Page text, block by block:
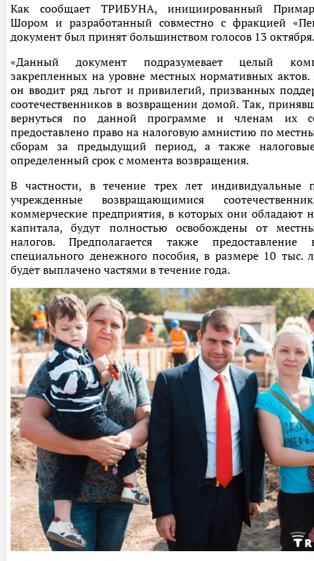
Как сообщает ТРИБУНА, инициированный
Шором и разработанный совместно с фракцией
документ был принят большинством голосов 13 октября.
«Данный документ подразумевает целый
закрепленных на уровне местных нормативных актов.
он вводит ряд льгот и привилегий, призванных
соотечественников в возвращении домой. Так,
вернуться по данной программе и членам их
предоставлено право на налоговую амнистию по
сборам за предыдущий период, а также
определенный срок с момента возвращения.
В частности, в течение трех лет индивидуальные
учрежденные возвращающимися
коммерческие предприятия, в которых они обладают
капитала, будут полностью освобождены от
налогов. Предполагается также предоставление
специального денежного пособия, в размере 10 тыс.
будет выплачено частями в течение года.